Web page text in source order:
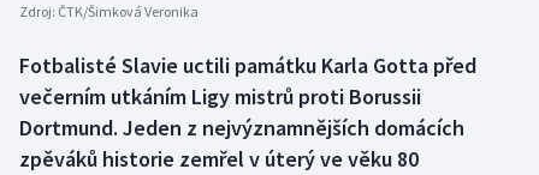
Box
Curling
Zdroj: ČTK/Šimková Veronika
Fotbalisté Slavie uctili památku Karla Gotta před
večerním utkáním Ligy mistrů proti Borussii
Dortmund. Jeden z nejvýznamnějších domácích
zpěváků historie zemřel v úterý ve věku 80